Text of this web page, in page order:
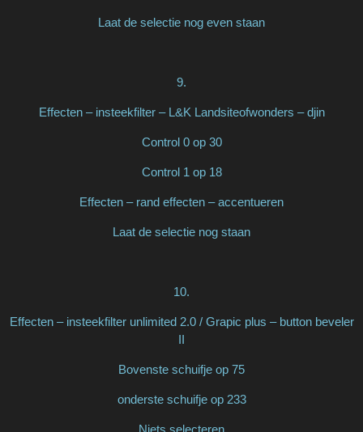
Laat de selectie nog even staan
9.
Effecten – insteekfilter – L&K Landsiteofwonders – djin
Control 0 op 30
Control 1 op 18
Effecten – rand effecten – accentueren
Laat de selectie nog staan
10.
Effecten – insteekfilter unlimited 2.0 / Grapic plus – button beveler
II
Bovenste schuifje op 75
onderste schuifje op 233
Niets selecteren